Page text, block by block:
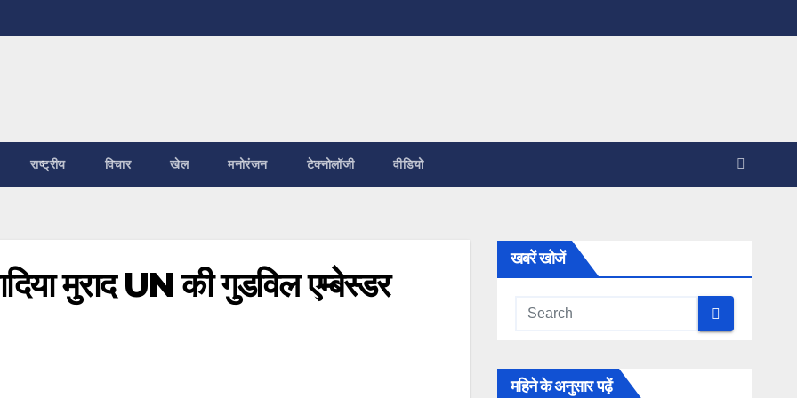
राष्ट्रीय विचार खेल मनोरंजन टेक्नोलॉजी वीडियो
मुराद UN की गुडविल एम्बेस्डर
खबरें खोजें
महिने के अनुसार पढ़ें